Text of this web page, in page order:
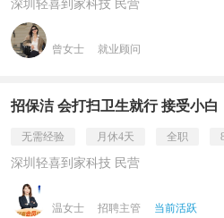
深圳轻喜到家科技 民营
曾女士 就业顾问
招保洁 会打扫卫生就行 接受小白
无需经验 月休4天 全职
深圳轻喜到家科技 民营
温女士 招聘主管 当前活跃